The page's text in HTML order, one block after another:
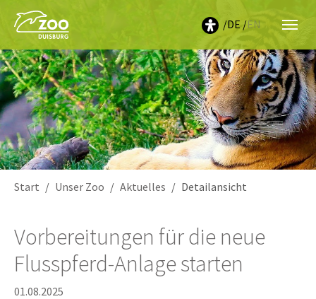
DE EN
Start Unser Zoo Aktuelles Detailansicht
Vorbereitungen für die neue
Flusspferd-Anlage starten
01.08.2025